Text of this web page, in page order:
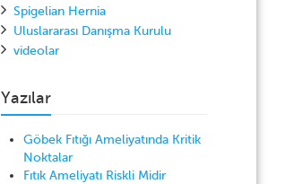
Spigelian Hernia
Uluslararası Danışma Kurulu
videolar
Yazılar
Göbek Fıtığı Ameliyatında Kritik
Noktalar
Fıtık Ameliyatı Riskli Midir